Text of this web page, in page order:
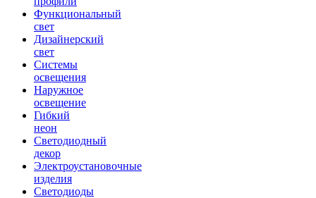
Функциональный
свет
Дизайнерский
свет
Системы
освещения
Наружное
освещение
Гибкий
неон
Светодиодный
декор
Электроустановочные
изделия
Светодиоды